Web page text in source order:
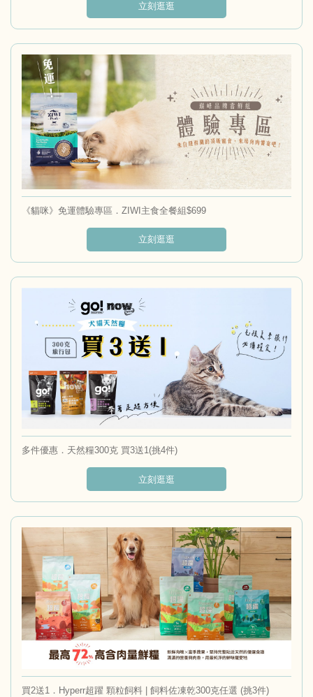
立刻逛逛
《貓咪》免運體驗專區．ZIWI主食全餐組$699
立刻逛逛
多件優惠．天然糧300克 買3送1(挑4件)
立刻逛逛
買2送1．Hyperr超躍 顆粒飼料 | 飼料佐凍乾300克任選 (挑3件)